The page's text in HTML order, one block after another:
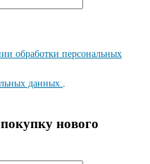
обработки персональных
данных.
нового